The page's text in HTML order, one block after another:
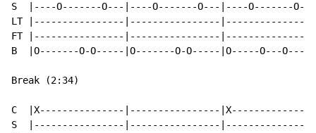
S  |----O-------O---|----O-------O---|----O-------O---
LT |----------------|----------------|----------------
FT |----------------|----------------|----------------
B  |O-------O-O-----|O-------O-O-----|O-----O---O----
Break (2:34)
C  |X---------------|----------------
S  |----------------|----------------|----------------